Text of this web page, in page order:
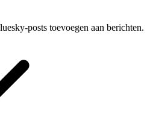
posts toevoegen aan berichten.